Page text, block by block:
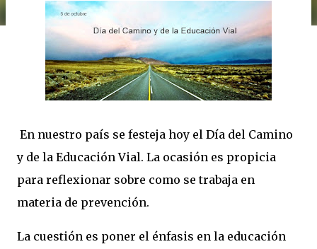
En nuestro país se festeja hoy el Día del Camino
y de la Educación Vial. La ocasión es propicia
para reflexionar sobre como se trabaja en
materia de prevención.
La cuestión es poner el énfasis en la educación